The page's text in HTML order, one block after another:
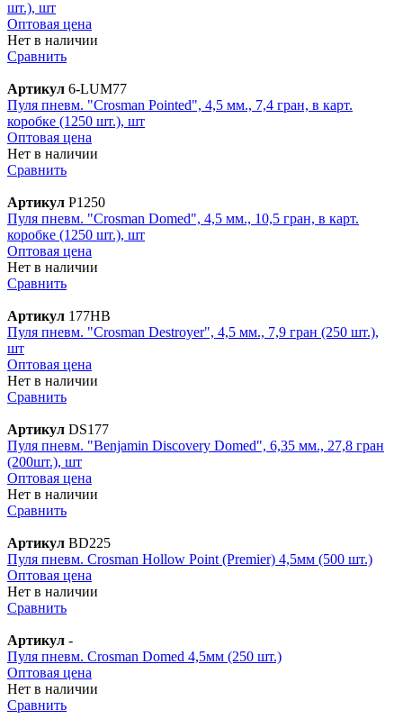
шт.), шт
Оптовая цена
Нет в наличии
Сравнить
Артикул 6-LUM77
Пуля пневм. "Crosman Pointed", 4,5 мм., 7,4 гран, в карт.
коробке (1250 шт.), шт
Оптовая цена
Нет в наличии
Сравнить
Артикул P1250
Пуля пневм. "Crosman Domed", 4,5 мм., 10,5 гран, в карт.
коробке (1250 шт.), шт
Оптовая цена
Нет в наличии
Сравнить
Артикул 177HB
Пуля пневм. "Crosman Destroyer", 4,5 мм., 7,9 гран (250 шт.),
шт
Оптовая цена
Нет в наличии
Сравнить
Артикул DS177
Пуля пневм. "Benjamin Discovery Domed", 6,35 мм., 27,8 гран
(200шт.), шт
Оптовая цена
Нет в наличии
Сравнить
Артикул BD225
Пуля пневм. Crosman Hollow Point (Premier) 4,5мм (500 шт.)
Оптовая цена
Нет в наличии
Сравнить
Артикул -
Пуля пневм. Crosman Domed 4,5мм (250 шт.)
Оптовая цена
Нет в наличии
Сравнить